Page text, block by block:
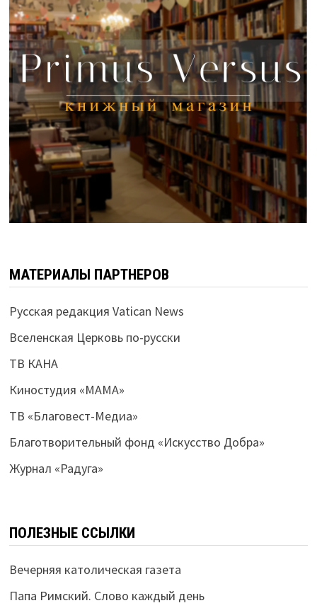
МАТЕРИАЛЫ ПАРТНЕРОВ
Русская редакция Vatican News
Вселенская Церковь по-русски
ТВ КАНА
Киностудия «МАМА»
ТВ «Благовест-Медиа»
Благотворительный фонд «Искусство Добра»
Журнал «Радуга»
ПОЛЕЗНЫЕ ССЫЛКИ
Вечерняя католическая газета
Папа Римский. Слово каждый день